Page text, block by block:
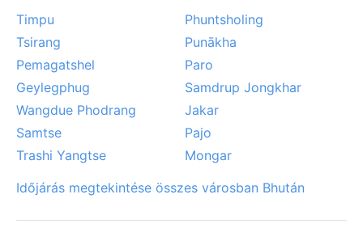
Timpu
Phuntsholing
Tsirang
Punākha
Pemagatshel
Paro
Geylegphug
Samdrup Jongkhar
Wangdue Phodrang
Jakar
Samtse
Pajo
Trashi Yangtse
Mongar
Időjárás megtekintése összes városban Bhután